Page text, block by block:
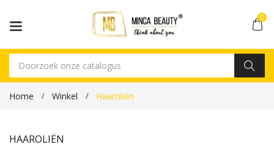
0
Home Winkel Haaroliën
HAAROLIËN